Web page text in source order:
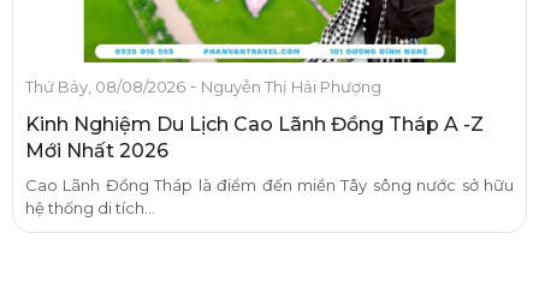
Thứ Bảy, 08/08/2026 - Nguyễn Thị Hải Phượng
Kinh Nghiệm Du Lịch Cao Lãnh Đồng Tháp A -Z
Mới Nhất 2026
Cao Lãnh Đồng Tháp là điểm đến miền Tây sông nước sở hữu
hệ thống di tích...